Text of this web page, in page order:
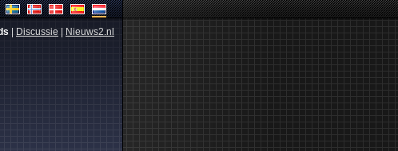
Discussie Nieuws2.nl